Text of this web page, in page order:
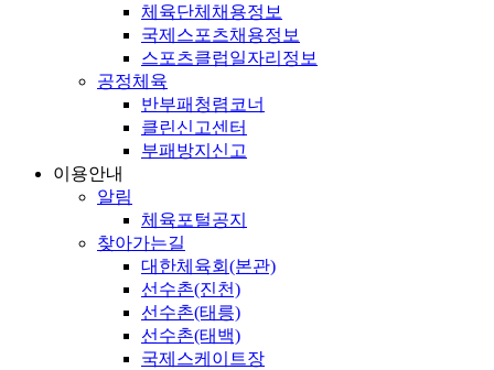
체육단체채용정보
국제스포츠채용정보
스포츠클럽일자리정보
공정체육
반부패청렴코너
클린신고센터
부패방지신고
이용안내
알림
체육포털공지
찾아가는길
대한체육회(본관)
선수촌(진천)
선수촌(태릉)
선수촌(태백)
국제스케이트장